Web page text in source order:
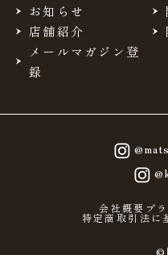
お知らせ
店舗紹介
メールマガジン登
録
会社概要 プ
特定商取引法に